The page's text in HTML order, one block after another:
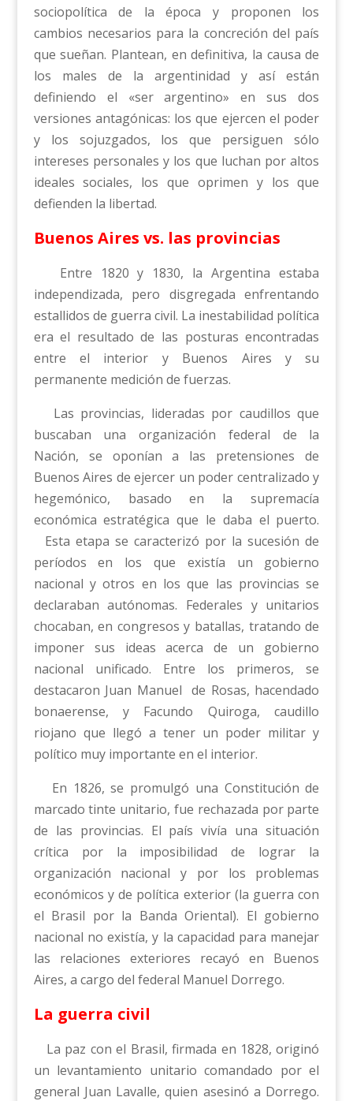
sociopolítica de la época y proponen los
cambios necesarios para la concreción del país
que sueñan. Plantean, en definitiva, la causa de
los males de la argentinidad y así están
definiendo el «ser argentino» en sus dos
versiones antagónicas: los que ejercen el poder
y los sojuzgados, los que persiguen sólo
intereses personales y los que luchan por altos
ideales sociales, los que oprimen y los que
defienden la libertad.
Buenos Aires vs. las provincias
Entre 1820 y 1830, la Argentina estaba
independizada, pero disgregada enfrentando
estallidos de guerra civil. La inestabilidad política
era el resultado de las posturas encontradas
entre el interior y Buenos Aires y su
permanente medición de fuerzas.
Las provincias, lideradas por caudillos que
buscaban una organización federal de la
Nación, se oponían a las pretensiones de
Buenos Aires de ejercer un poder centralizado y
hegemónico, basado en la supremacía
económica estratégica que le daba el puerto.
Esta etapa se caracterizó por la sucesión de
períodos en los que existía un gobierno
nacional y otros en los que las provincias se
declaraban autónomas. Federales y unitarios
chocaban, en congresos y batallas, tratando de
imponer sus ideas acerca de un gobierno
nacional unificado. Entre los primeros, se
destacaron Juan Manuel de Rosas, hacendado
bonaerense, y Facundo Quiroga, caudillo
riojano que llegó a tener un poder militar y
político muy importante en el interior.
En 1826, se promulgó una Constitución de
marcado tinte unitario, fue rechazada por parte
de las provincias. El país vivía una situación
crítica por la imposibilidad de lograr la
organización nacional y por los problemas
económicos y de política exterior (la guerra con
el Brasil por la Banda Oriental). El gobierno
nacional no existía, y la capacidad para manejar
las relaciones exteriores recayó en Buenos
Aires, a cargo del federal Manuel Dorrego.
La guerra civil
La paz con el Brasil, firmada en 1828, originó
un levantamiento unitario comandado por el
general Juan Lavalle, quien asesinó a Dorrego.